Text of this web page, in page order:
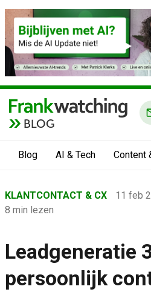
BLOG
Blog AI & Tech Content
›
Klantcontact & CX
›
KLANTCONTACT & CX
11 feb
8 min lezen
Leadgeneratie
persoonlijk